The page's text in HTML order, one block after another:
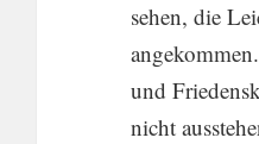
sehen, die
und
nicht